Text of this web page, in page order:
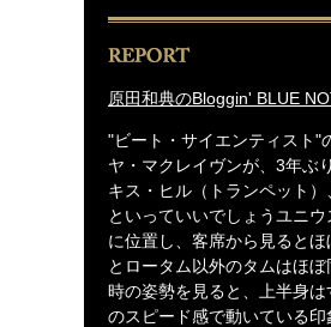
原田和典のBloggin' BLUE
"ビート・サイエンティスト"
ヤ・マクレイヴンが、3年ぶ
キス・ヒル（トランペット
といっていいでしょうユニ
に位置し、客席から見ると
とロータム以外のタムはほ
時の姿勢を見ると、上半身
のスピード感で動いている